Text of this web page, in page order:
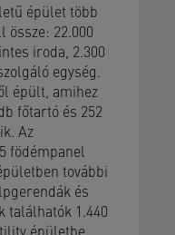
épület több
22.000
iroda, 2.300
egység.
épült, amihez
főtartó és 252
Az
födémpanel
további
és
találhatók 1.440
épületbe